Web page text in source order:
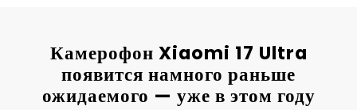
Камерофон Xiaomi 17 Ultra
появится намного раньше
ожидаемого — уже в этом году